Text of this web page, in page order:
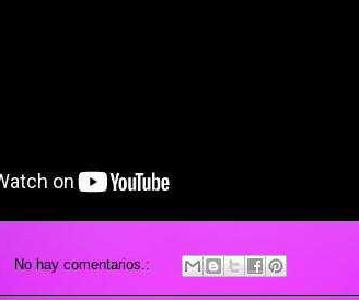
No hay comentarios.: